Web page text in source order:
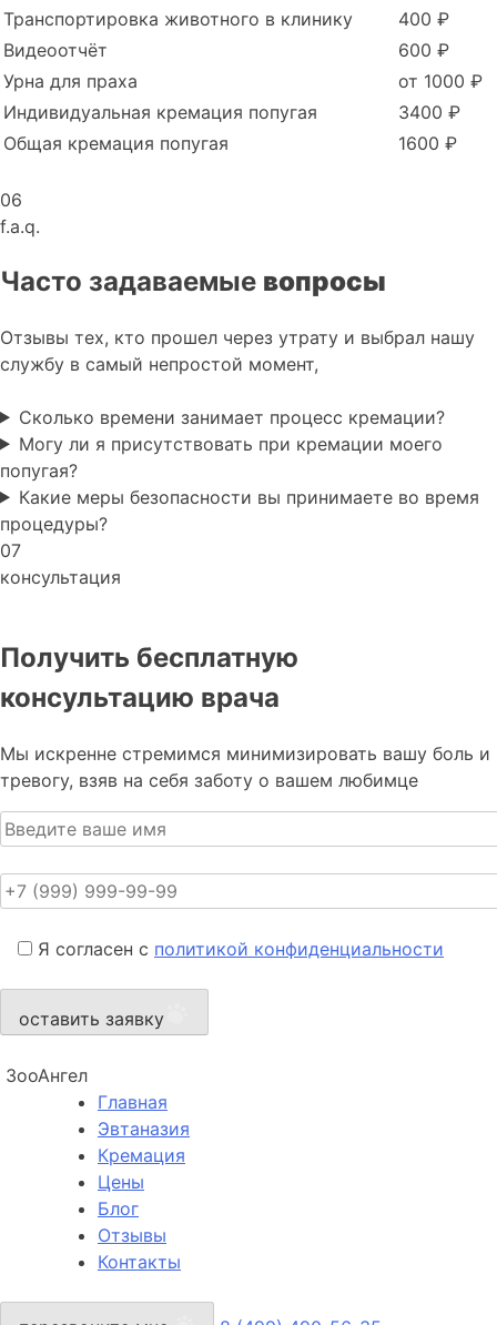
Транспортировка животного в клинику
400 ₽
Видеоотчёт
600 ₽
Урна для праха
от 1000 ₽
Индивидуальная кремация попугая
3400 ₽
Общая кремация попугая
1600 ₽
06
f.a.q.
Часто задаваемые вопросы
Отзывы тех, кто прошел через утрату и выбрал нашу
службу в самый непростой момент,
Сколько времени занимает процесс кремации?
Могу ли я присутствовать при кремации моего
попугая?
Какие меры безопасности вы принимаете во время
процедуры?
07
консультация
Получить бесплатную
консультацию врача
Мы искренне стремимся минимизировать вашу боль и
тревогу, взяв на себя заботу о вашем любимце
Я согласен с политикой конфиденциальности
оставить заявку
ЗооАнгел
Главная
Эвтаназия
Кремация
Цены
Блог
Отзывы
Контакты